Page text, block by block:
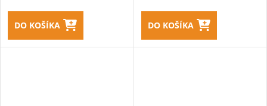
DO KOŠÍKA DO KOŠÍKA